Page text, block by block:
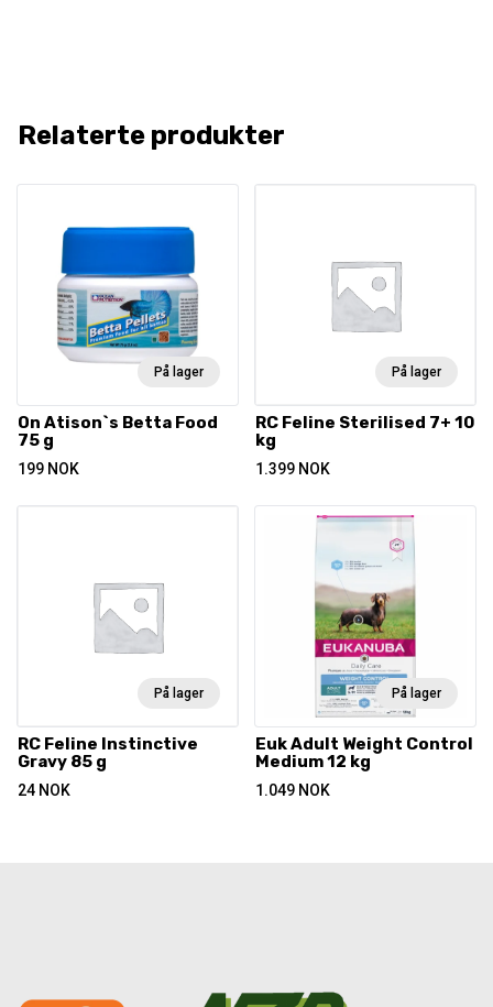
Relaterte produkter
På lager
On Atison`s Betta Food
75 g
199 NOK
På lager
RC Feline Sterilised 7+ 10
kg
1.399 NOK
På lager
RC Feline Instinctive
Gravy 85 g
24 NOK
På lager
Euk Adult Weight Control
Medium 12 kg
1.049 NOK